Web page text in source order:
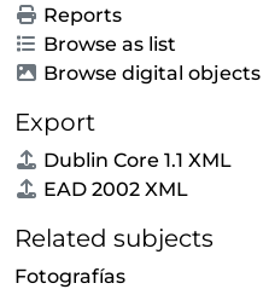
Reports
Browse as list
Browse digital objects
Export
Dublin Core 1.1 XML
EAD 2002 XML
Related subjects
Fotografías